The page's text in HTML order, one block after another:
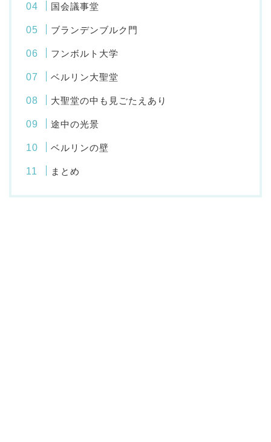
国会議事堂
ブランデンブルク門
フンボルト大学
ベルリン大聖堂
大聖堂の中も見ごたえあり
途中の光景
ベルリンの壁
まとめ